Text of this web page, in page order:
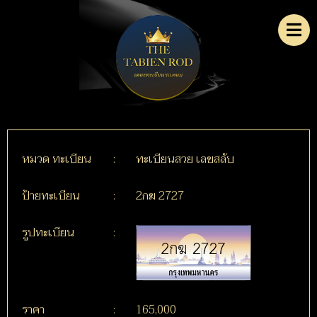
หมวด ทะเบียน :
ทะเบียนสวย เลขสลับ
ป้ายทะเบียน
:
2กฆ 2727
รูปทะเบียน
:
ราคา : 165,000